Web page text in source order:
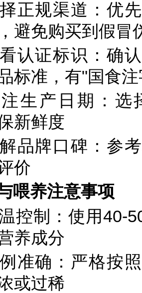
正规渠道：优
避免购买到假冒
认证标识：确
标准，有"国食
生产日期：选
新鲜度
品牌口碑：参
价
喂养注意事项
控制：使用40-
养成分
准确：严格按
或过稀